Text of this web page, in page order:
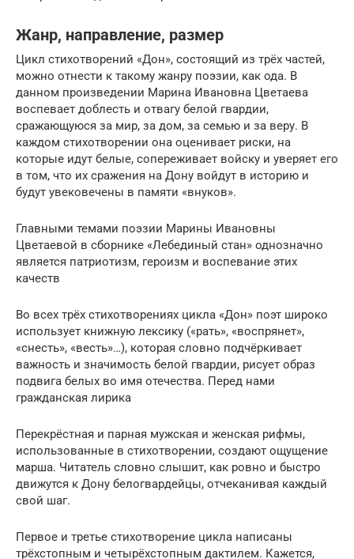
Жанр, направление, размер
Цикл стихотворений «Дон», состоящий из трёх частей,
можно отнести к такому жанру поэзии, как ода. В
данном произведении Марина Ивановна Цветаева
воспевает доблесть и отвагу белой гвардии,
сражающуюся за мир, за дом, за семью и за веру. В
каждом стихотворении она оценивает риски, на
которые идут белые, сопереживает войску и уверяет его
в том, что их сражения на Дону войдут в историю и
будут увековечены в памяти «внуков».
Главными темами поэзии Марины Ивановны
Цветаевой в сборнике «Лебединый стан» однозначно
является патриотизм, героизм и воспевание этих
качеств
Во всех трёх стихотворениях цикла «Дон» поэт широко
использует книжную лексику («рать», «воспрянет»,
«снесть», «весть»…), которая словно подчёркивает
важность и значимость белой гвардии, рисует образ
подвига белых во имя отечества. Перед нами
гражданская лирика
Перекрёстная и парная мужская и женская рифмы,
использованные в стихотворении, создают ощущение
марша. Читатель словно слышит, как ровно и быстро
движутся к Дону белогвардейцы, отчеканивая каждый
свой шаг.
Первое и третье стихотворение цикла написаны
трёхстопным и четырёхстопным дактилем. Кажется,